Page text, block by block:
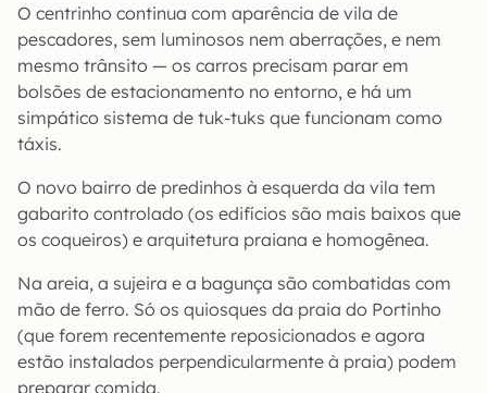
O centrinho continua com aparência de vila de
pescadores, sem luminosos nem aberrações, e nem
mesmo trânsito — os carros precisam parar em
bolsões de estacionamento no entorno, e há um
simpático sistema de tuk-tuks que funcionam como
táxis.
O novo bairro de predinhos à esquerda da vila tem
gabarito controlado (os edifícios são mais baixos que
os coqueiros) e arquitetura praiana e homogênea.
Na areia, a sujeira e a bagunça são combatidas com
mão de ferro. Só os quiosques da praia do Portinho
(que forem recentemente reposicionados e agora
estão instalados perpendicularmente à praia) podem
preparar comida.